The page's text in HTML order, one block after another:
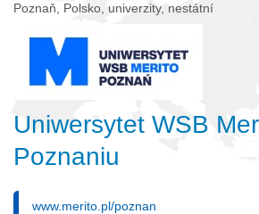
Poznaň, Polsko, univerzity, nestátní
Uniwersytet WSB
Poznaniu
www.merito.pl/poznan